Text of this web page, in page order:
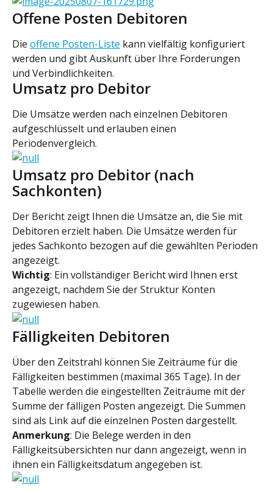
Offene Posten Debitoren
Die offene Posten-Liste kann vielfältig konfiguriert
werden und gibt Auskunft über Ihre Forderungen
und Verbindlichkeiten.
Umsatz pro Debitor
Die Umsätze werden nach einzelnen Debitoren
aufgeschlüsselt und erlauben einen
Periodenvergleich.
Umsatz pro Debitor (nach
Sachkonten)
Der Bericht zeigt Ihnen die Umsätze an, die Sie mit
Debitoren erzielt haben. Die Umsätze werden für
jedes Sachkonto bezogen auf die gewählten Perioden
angezeigt.
Wichtig: Ein vollständiger Bericht wird Ihnen erst
angezeigt, nachdem Sie der Struktur Konten
zugewiesen haben.
Fälligkeiten Debitoren
Über den Zeitstrahl können Sie Zeiträume für die
Fälligkeiten bestimmen (maximal 365 Tage). In der
Tabelle werden die eingestellten Zeiträume mit der
Summe der fälligen Posten angezeigt. Die Summen
sind als Link auf die einzelnen Posten dargestellt.
Anmerkung: Die Belege werden in den
Fälligkeitsübersichten nur dann angezeigt, wenn in
ihnen ein Fälligkeitsdatum angegeben ist.